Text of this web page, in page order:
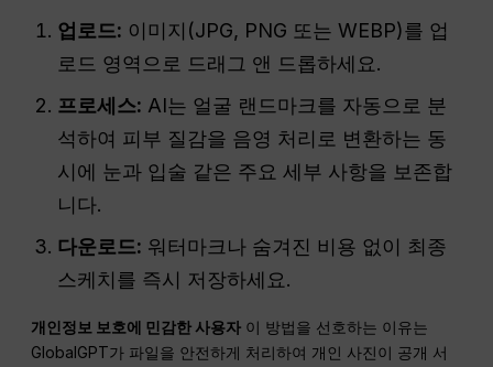
업로드: 이미지(JPG, PNG 또는 WEBP)를 업
로드 영역으로 드래그 앤 드롭하세요.
프로세스: AI는 얼굴 랜드마크를 자동으로 분
석하여 피부 질감을 음영 처리로 변환하는 동
시에 눈과 입술 같은 주요 세부 사항을 보존합
니다.
다운로드: 워터마크나 숨겨진 비용 없이 최종
스케치를 즉시 저장하세요.
개인정보 보호에 민감한 사용자 이 방법을 선호하는 이유는
GlobalGPT가 파일을 안전하게 처리하여 개인 사진이 공개 서